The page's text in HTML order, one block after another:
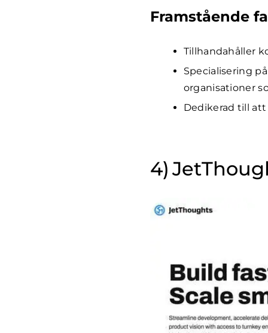
Framstående
Tillhandahåller
Specialisering
organisationer
Dedikerad till